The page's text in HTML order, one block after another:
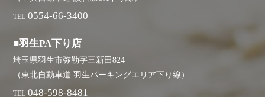
TEL 0554-66-3400
■羽生PA下り店
埼玉県羽生市弥勒字三新田824
（東北自動車道 羽生パーキングエリア下り線）
TEL 048-598-8481